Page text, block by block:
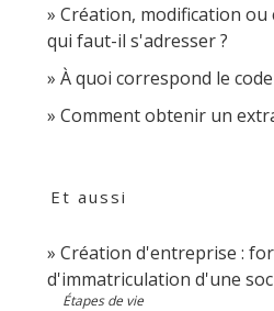
Création, modification ou
qui faut-il s'adresser ?
À quoi correspond le code
Comment obtenir un
Et aussi
Création d'entreprise :
d'immatriculation d'une
Étapes de vie